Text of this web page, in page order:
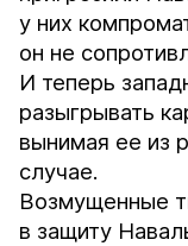
у них
он не
И теперь
разыгрывать
вынимая ее из
случае.
Возмущенные
в защиту